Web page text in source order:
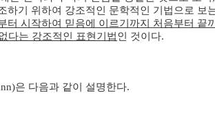
하기 위하여 강조적인 문학적인 기법으로 보
터 시작하여 믿음에 이르기까지 처음부터 끝
다는 강조적인 표현기법인 것이다.
은 다음과 같이 설명한다.